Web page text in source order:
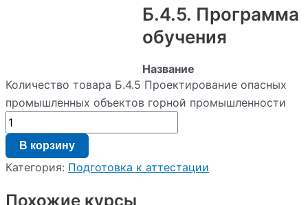
Б.4.5. Программа
обучения
Название
программы:
Б.4.5.
Проектирование
производственных
промышленности.
Количество товара Б.4.5 Проектирование опасных
промышленных объектов горной промышленности
В корзину
Категория: Подготовка к аттестации
Похожие курсы